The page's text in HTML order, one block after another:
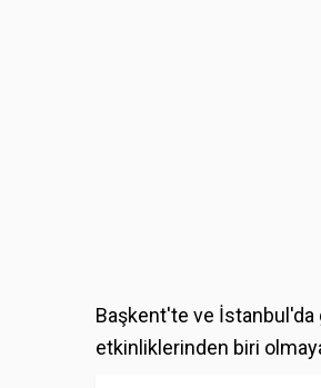
Başkent'te ve İstanbul'da
etkinliklerinden biri